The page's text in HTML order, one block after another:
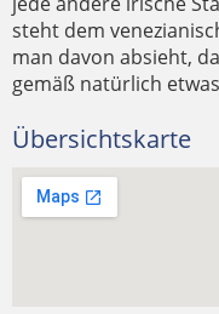
steht dem
man davon absieht,
gemäß natürlich
Übersichtskarte